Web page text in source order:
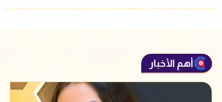
أهم الأخبار